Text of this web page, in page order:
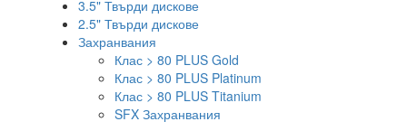
3.5" Твърди дискове
2.5" Твърди дискове
Захранвания
Клас > 80 PLUS Gold
Клас > 80 PLUS Platinum
Клас > 80 PLUS Titanium
SFX Захранвания